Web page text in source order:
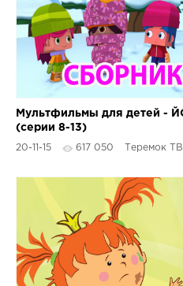
Мультфильмы для детей -
(серии 8-13)
20-11-15 617 050 Теремок ТВ